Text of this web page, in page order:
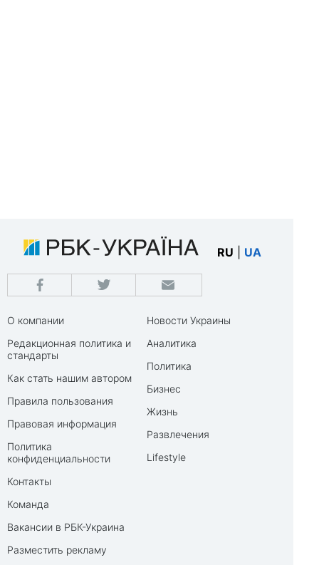
RU UA
О компании
Редакционная политика и
стандарты
Как стать нашим автором
Правила пользования
Правовая информация
Политика
конфиденциальности
Контакты
Команда
Вакансии в РБК-Украина
Разместить рекламу
Новости Украины
Аналитика
Политика
Бизнес
Жизнь
Развлечения
Lifestyle